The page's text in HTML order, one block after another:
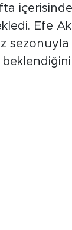
Efe
sezonuyla